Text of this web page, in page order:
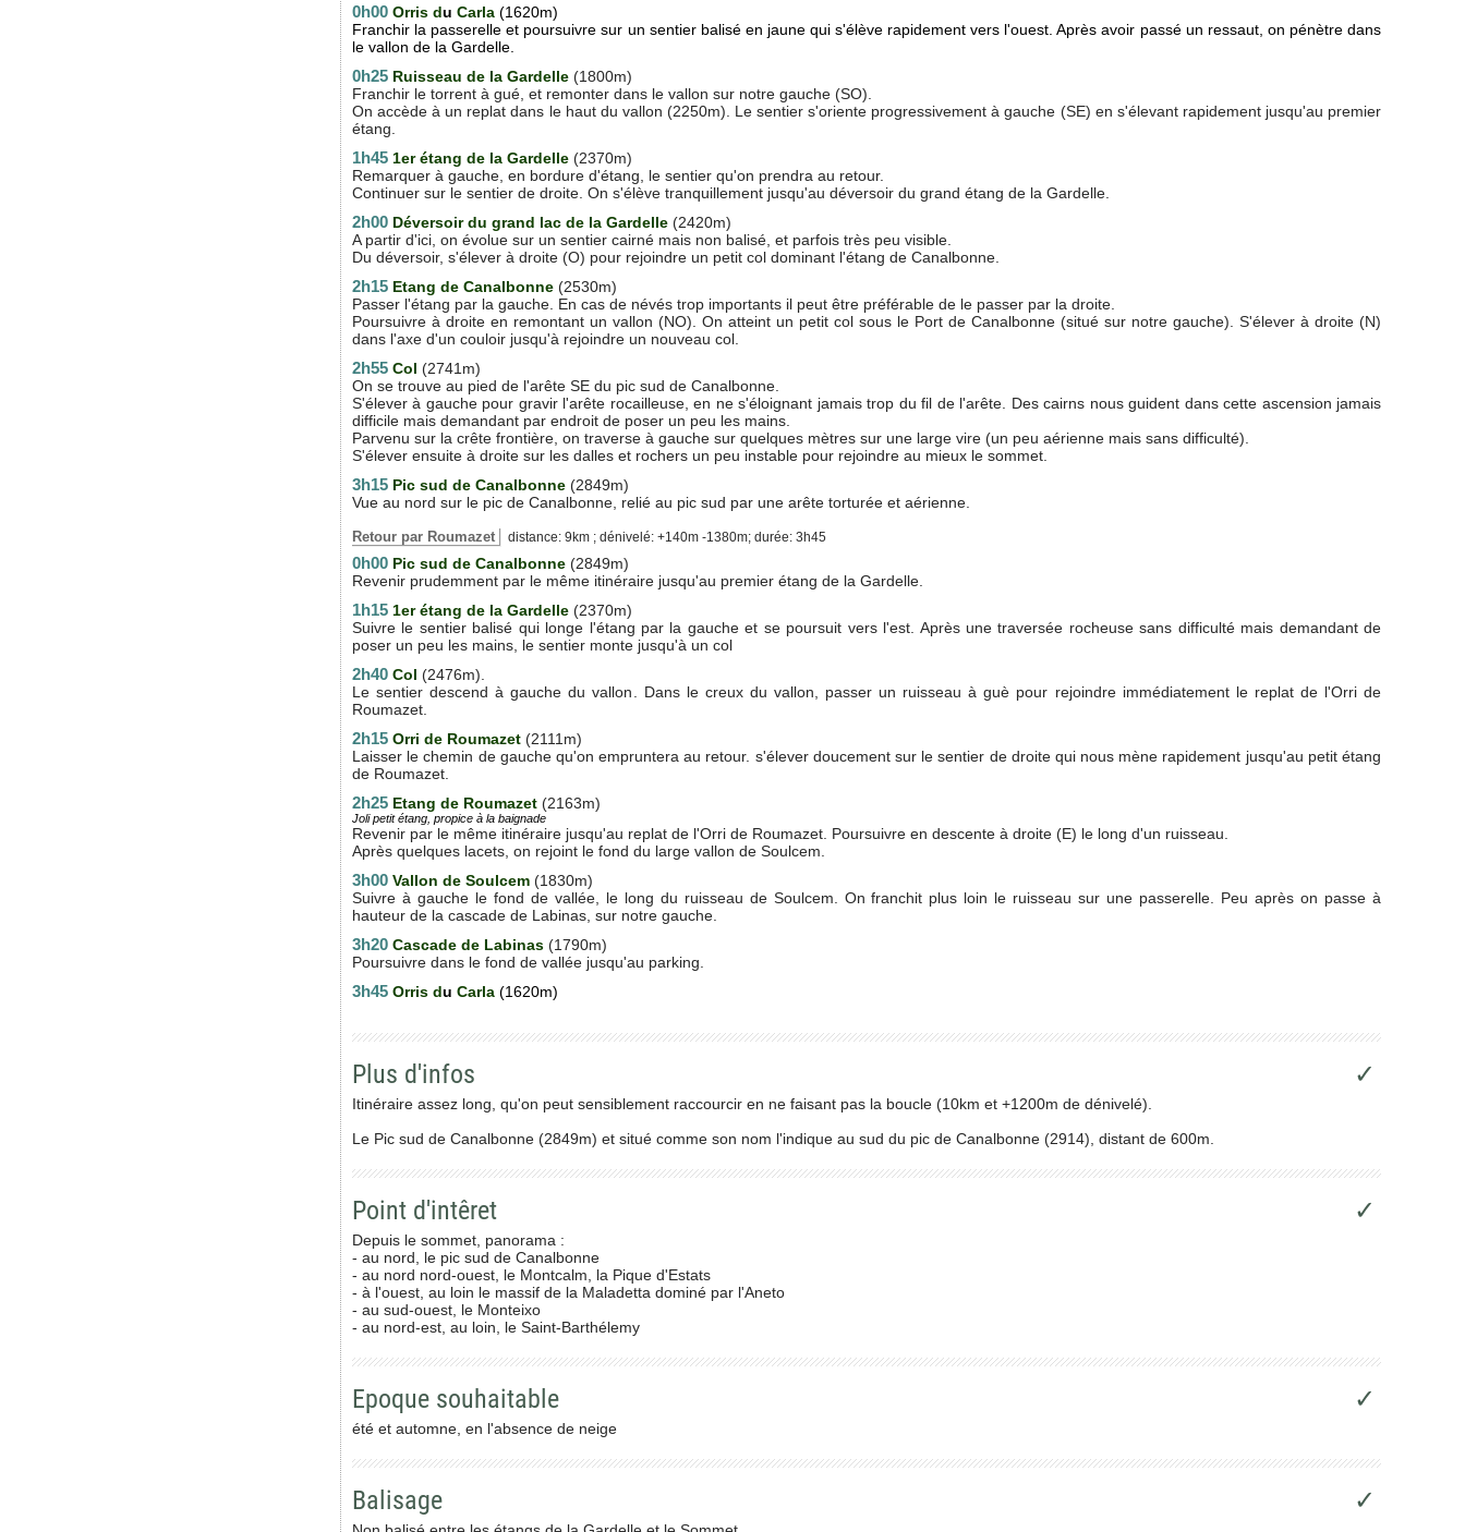
0h00 Orris du Carla (1620m)
Franchir la passerelle et poursuivre sur un sentier balisé en jaune qui s'élève rapidementvers l'ouest. Après avoir passé un ressaut, on pénètre dans
le vallon de la Gardelle.
0h25 Ruisseau de la Gardelle (1800m)
Franchir le torrent à gué, et remonter dans le vallon sur notre gauche (SO).
On accède à un replat dans le haut du vallon (2250m). Le sentier s'oriente progressivement à gauche (SE) en s'élevant rapidement jusqu'au premier
étang.
1h45 1er étang de la Gardelle (2370m)
Remarquer à gauche, en bordure d'étang, le sentier qu'on prendra au retour.
Continuer sur le sentier de droite. On s'élève tranquillement jusqu'au déversoir du grand étang de la Gardelle.
2h00 Déversoir du grand lac de la Gardelle (2420m)
A partir d'ici, on évolue sur un sentier cairné mais non balisé, et parfois très peu visible.
Du déversoir, s'élever à droite (O) pour rejoindre un petit col dominant l'étang de Canalbonne.
2h15 Etang de Canalbonne (2530m)
Passer l'étang par la gauche. En cas de névés trop importants il peut être préférable de le passer par la droite.
Poursuivre à droite en remontant un vallon (NO). On atteint un petit col sous le Port de Canalbonne (situé sur notre gauche). S'élever à droite (N)
dans l'axe d'un couloir jusqu'à rejoindre un nouveau col.
2h55 Col (2741m)
On se trouve au pied de l'arête SE du pic sud de Canalbonne.
S'élever à gauche pour gravir l'arête rocailleuse, en ne s'éloignant jamais trop du fil de l'arête. Des cairns nous guident dans cette ascension jamais
difficile mais demandant par endroit de poser un peu les mains.
Parvenu sur la crête frontière, on traverse à gauche sur quelques mètres sur une large vire (un peu aérienne mais sans difficulté).
S'élever ensuite à droite sur les dalles et rochers un peu instable pour rejoindre au mieux le sommet.
3h15 Pic sud de Canalbonne (2849m)
Vue au nord sur le pic de Canalbonne, relié au pic sud par une arête torturée et aérienne.
Retour par Roumazet distance: 9km ; dénivelé: +140m -1380m; durée: 3h45
0h00 Pic sud de Canalbonne (2849m)
Revenir prudemment par le même itinéraire jusqu'au premier étang de la Gardelle.
1h15 1er étang de la Gardelle (2370m)
Suivre le sentier balisé qui longe l'étang par la gauche et se poursuit vers l'est. Après une traversée rocheuse sans difficulté mais demandant de
poser un peu les mains, le sentier monte jusqu'à un col
2h40 Col (2476m).
Le sentier descend à gauche du vallon. Dans le creux du vallon, passer un ruisseau à guè pour rejoindre immédiatement le replat de l'Orri de
Roumazet.
2h15 Orri de Roumazet (2111m)
Laisser le chemin de gauche qu'on empruntera au retour. s'élever doucement sur le sentier de droite qui nous mène rapidement jusqu'au petit étang
de Roumazet.
2h25 Etang de Roumazet (2163m)
Joli petit étang, propice à la baignade
Revenir par le même itinéraire jusqu'au replat de l'Orri de Roumazet. Poursuivre en descente à droite (E) le long d'un ruisseau.
Après quelques lacets, on rejoint le fond du large vallon de Soulcem.
3h00 Vallon de Soulcem (1830m)
Suivre à gauche le fond de vallée, le long du ruisseau de Soulcem. On franchit plus loin le ruisseau sur une passerelle. Peu après on passe à
hauteur de la cascade de Labinas, sur notre gauche.
3h20 Cascade de Labinas (1790m)
Poursuivre dans le fond de vallée jusqu'au parking.
3h45 Orris du Carla (1620m)
Plus d'infos ✓
Itinéraire assez long, qu'on peut sensiblement raccourcir en ne faisant pas la boucle (10km et +1200m de dénivelé).
Le Pic sud de Canalbonne (2849m) et situé comme son nom l'indique au sud du pic de Canalbonne (2914), distant de 600m.
Point d'intêret ✓
Depuis le sommet, panorama :
- au nord, le pic sud de Canalbonne
- au nord nord-ouest, le Montcalm, la Pique d'Estats
- à l'ouest, au loin le massif de la Maladetta dominé par l'Aneto
- au sud-ouest, le Monteixo
- au nord-est, au loin, le Saint-Barthélemy
Epoque souhaitable ✓
été et automne, en l'absence de neige
Balisage ✓